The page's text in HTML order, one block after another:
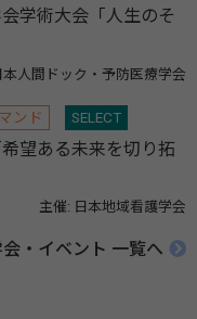
学術大会「人生のそ
本人間ドック・予防医療学会
ンド SELECT
望ある未来を切り拓
主催: 日本地域看護学会
・イベント 一覧へ